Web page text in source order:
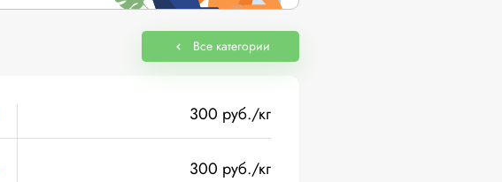
Все категории
300 руб./кг
300 руб./кг